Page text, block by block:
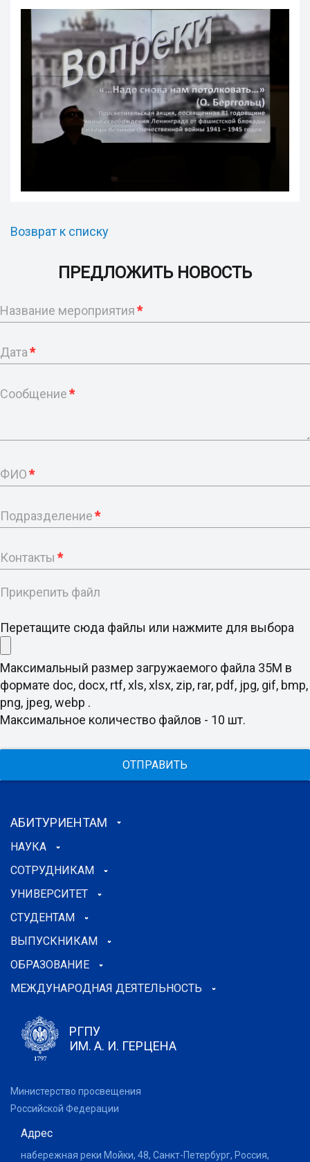
Возврат к списку
ПРЕДЛОЖИТЬ НОВОСТЬ
Название мероприятия*
Дата*
Сообщение*
ФИО*
Подразделение*
Контакты *
Прикрепить файл
Перетащите сюда файлы или нажмите для выбора
Максимальный размер загружаемого файла 35M в
формате doc, docx, rtf, xls, xlsx, zip, rar, pdf, jpg, gif, bmp,
png, jpeg, webp .
Максимальное количество файлов - 10 шт.
ОТПРАВИТЬ
АБИТУРИЕНТАМ
НАУКА
СОТРУДНИКАМ
УНИВЕРСИТЕТ
СТУДЕНТАМ
ВЫПУСКНИКАМ
ОБРАЗОВАНИЕ
МЕЖДУНАРОДНАЯ ДЕЯТЕЛЬНОСТЬ
РГПУ
ИМ. А. И. ГЕРЦЕНА
Министерство просвещения
Российской Федерации
Адрес
набережная реки Мойки, 48, Санкт-Петербург, Россия,